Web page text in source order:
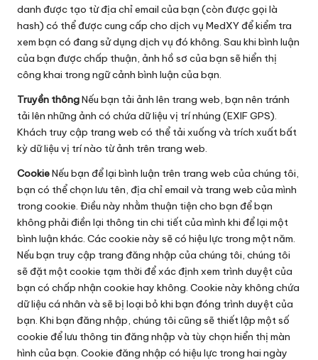
danh được tạo từ địa chỉ email của bạn (còn được gọi là
hash) có thể được cung cấp cho dịch vụ MedXY để kiểm tra
xem bạn có đang sử dụng dịch vụ đó không. Sau khi bình luận
của bạn được chấp thuận, ảnh hồ sơ của bạn sẽ hiển thị
công khai trong ngữ cảnh bình luận của bạn.
Truyền thôngNếu bạn tải ảnh lên trang web, bạn nên tránh
tải lên những ảnh có chứa dữ liệu vị trí nhúng (EXIF GPS).
Khách truy cập trang web có thể tải xuống và trích xuất bất
kỳ dữ liệu vị trí nào từ ảnh trên trang web.
CookieNếu bạn để lại bình luận trên trang web của chúng tôi,
bạn có thể chọn lưu tên, địa chỉ email và trang web của mình
trong cookie. Điều này nhằm thuận tiện cho bạn để bạn
không phải điền lại thông tin chi tiết của mình khi để lại một
bình luận khác. Các cookie này sẽ có hiệu lực trong một năm.
Nếu bạn truy cập trang đăng nhập của chúng tôi, chúng tôi
sẽ đặt một cookie tạm thời để xác định xem trình duyệt của
bạn có chấp nhận cookie hay không. Cookie này không chứa
dữ liệu cá nhân và sẽ bị loại bỏ khi bạn đóng trình duyệt của
bạn. Khi bạn đăng nhập, chúng tôi cũng sẽ thiết lập một số
cookie để lưu thông tin đăng nhập và tùy chọn hiển thị màn
hình của bạn. Cookie đăng nhập có hiệu lực trong hai ngày